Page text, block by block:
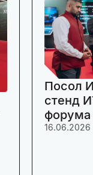
Посол
стенд
16.06.2026